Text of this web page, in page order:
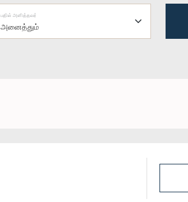
அனைத்தும்
பதில் அளித்தவர்